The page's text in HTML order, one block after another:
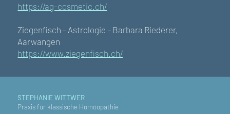
https://ag-cosmetic.ch/
Ziegenfisch – Astrologie – Barbara Riederer,
Aarwangen
https://www.ziegenfisch.ch/
STEPHANIE WITTWER
Praxis für klassische Homöopathie